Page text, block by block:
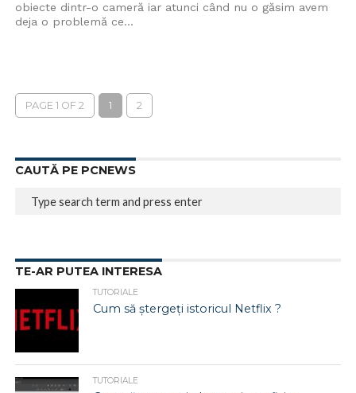
obiecte dintr-o cameră iar atunci când nu o găsim avem
deja o problemă ce...
PAGE 1 OF 2 1 2
CAUTĂ PE PCNEWS
TE-AR PUTEA INTERESA
TUTORIALE
Cum să ștergeți istoricul Netflix ?
TUTORIALE